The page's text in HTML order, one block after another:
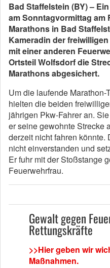
Bad Staffelstein (BY) –
am Sonntagvormittag am
Marathons in Bad
Kameradin der
mit einer anderen
Ortsteil Wolfsdorf die
Marathons abgesichert.
Um die laufende
hielten die beiden
jährigen Pkw-Fahrer an.
er seine gewohnte Strecke
derzeit nicht fahren könnte.
nicht einverstanden und
Er fuhr mit der Stoßstange
Feuerwehrfrau.
Gewalt gegen
Rettungskräfte
>>Hier geben wir
Maßnahmen.